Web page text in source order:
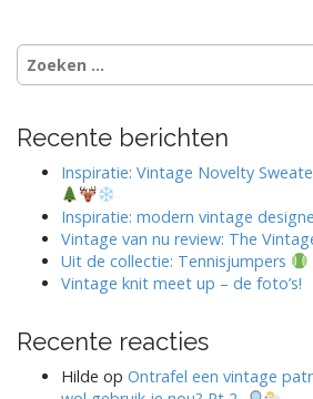
Zoeken
naar:
Recente berichten
Inspiratie: Vintage Novelty
Inspiratie: modern vintage
Vintage van nu review: The
Uit de collectie: Tennisjumpers
Vintage knit meet up – de foto’s!
Recente reacties
Hilde op Ontrafel een vintage